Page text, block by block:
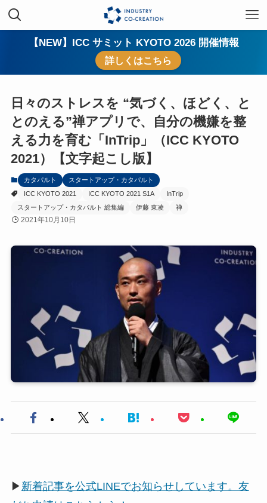
【NEW】ICC サミット KYOTO 2026 開催情報
詳しくはこちら
日々のストレスを “気づく、ほどく、と
とのえる”禅アプリで、自分の機嫌を整
える力を育む「InTrip」（ICC KYOTO
2021）【文字起こし版】
カタパルト
スタートアップ・カタパルト
ICC KYOTO 2021
ICC KYOTO 2021 S1A
InTrip
スタートアップ・カタパルト 総集編
伊藤 東凌 禅
2021年10月10日
▶ 新着記事を公式LINEでお知らせしています。友